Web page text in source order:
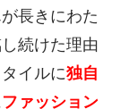
長きにわた
続けた理由
イルに独自
ファッション